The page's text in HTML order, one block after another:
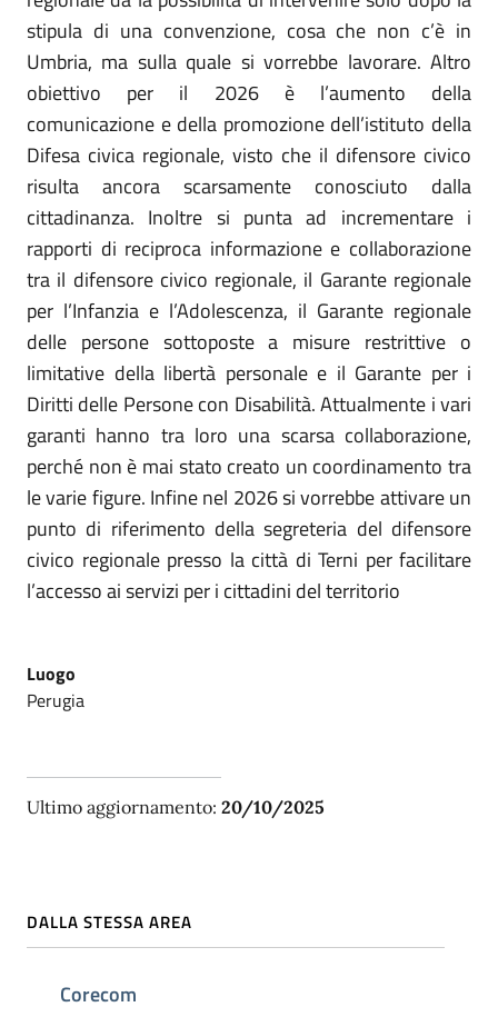
stipula di una convenzione, cosa che non c’è in
Umbria, ma sulla quale si vorrebbe lavorare. Altro
obiettivo per il 2026 è l’aumento della
comunicazione e della promozione dell’istituto della
Difesa civica regionale, visto che il difensore civico
risulta ancora scarsamente conosciuto dalla
cittadinanza. Inoltre si punta ad incrementare i
rapporti di reciproca informazione e collaborazione
tra il difensore civico regionale, il Garante regionale
per l’Infanzia e l’Adolescenza, il Garante regionale
delle persone sottoposte a misure restrittive o
limitative della libertà personale e il Garante per i
Diritti delle Persone con Disabilità. Attualmente i vari
garanti hanno tra loro una scarsa collaborazione,
perché non è mai stato creato un coordinamento tra
le varie figure. Infine nel 2026 si vorrebbe attivare un
punto di riferimento della segreteria del difensore
civico regionale presso la città di Terni per facilitare
l’accesso ai servizi per i cittadini del territorio
Luogo
Perugia
Ultimo aggiornamento: 20/10/2025
DALLA STESSA AREA
Corecom